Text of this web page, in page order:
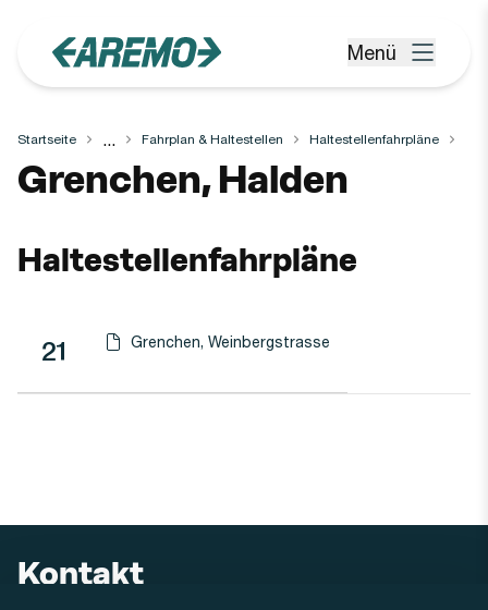
Menü öffnen
Menü
Startseite ... Fahrplan & Haltestellen Haltestellenfahrpläne
Haltestelle
Grenchen, Halden
Haltestellenfahrpläne
Linie Richtung
Linie
21 Haltestellen-PDF herunterladen für
Grenchen, Weinbergstrasse
(Öffnet in einen neuen Tab oder Fenster)
Kontakt